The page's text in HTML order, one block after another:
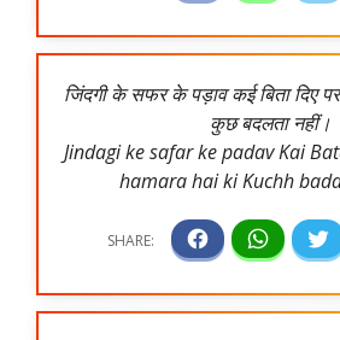
जिंदगी के सफर के पड़ाव कई बिता दिए पर
कुछ बदलता नहीं।
Jindagi ke safar ke padav Kai
hamara hai ki Kuchh